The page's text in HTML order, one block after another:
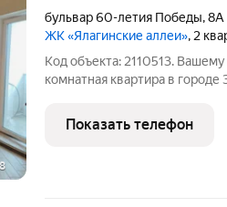
бульвар 60-летия Победы,8А
ЖК «Ялагинские аллеи», 2
Код объекта: 2110513.
комнатная квартира в
Квартира расположена на 9-
что позволяет
Показать телефон